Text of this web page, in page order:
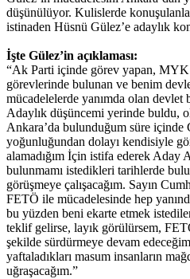
düşünülüyor. Kulislerde
istinaden Hüsnü Gülez’e adaylık
İşte Gülez’in açıklaması:
“Ak Parti içinde görev yapan, MYK
görevlerinde bulunan ve benim
mücadelelerde yanımda olan
Adaylık düşüncemi yerinde buldu,
Ankara’da bulunduğum süre içinde
yoğunluğundan dolayı kendisiyle
alamadığım İçin istifa ederek Aday
bulunmamı istedikleri tarihlerde
görüşmeye çalışacağım. Sayın
FETÖ ile mücadelesinde hep
bu yüzden beni ekarte etmek
teklif gelirse, layık görülürsem,
şekilde sürdürmeye devam
yaftaladıkları masum insanların
uğraşacağım.”